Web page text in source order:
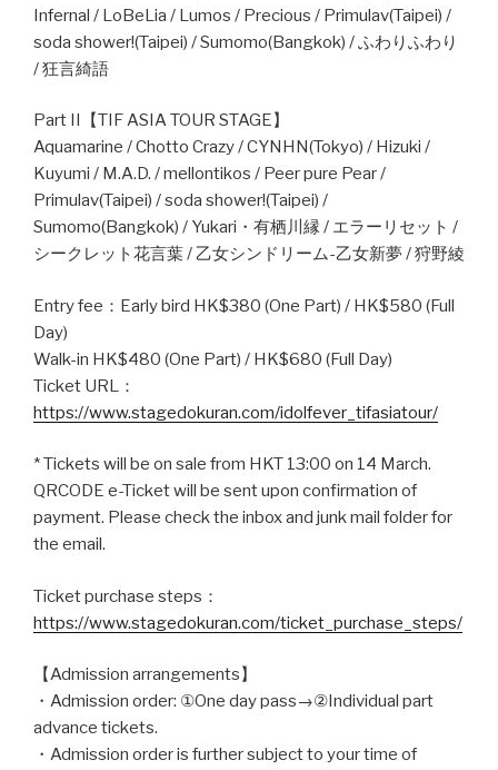
Infernal / LoBeLia / Lumos / Precious / Primulav(Taipei) /
soda shower!(Taipei) / Sumomo(Bangkok) / ふわりふわり
/ 狂言綺語
Part II【TIF ASIA TOUR STAGE】
Aquamarine / Chotto Crazy / CYNHN(Tokyo) / Hizuki /
Kuyumi / M.A.D. / mellontikos / Peer pure Pear /
Primulav(Taipei) / soda shower!(Taipei) /
Sumomo(Bangkok) / Yukari・有栖川縁 / エラーリセット /
シークレット花言葉 / 乙女シンドリーム-乙女新夢 / 狩野綾
Entry fee：Early bird HK$380 (One Part) / HK$580 (Full
Day)
Walk-in HK$480 (One Part) / HK$680 (Full Day)
Ticket URL：
https://www.stagedokuran.com/idolfever_tifasiatour/
* Tickets will be on sale from HKT 13:00 on 14 March.
QRCODE e-Ticket will be sent upon confirmation of
payment. Please check the inbox and junk mail folder for
the email.
Ticket purchase steps：
https://www.stagedokuran.com/ticket_purchase_steps/
【Admission arrangements】
・Admission order: ①One day pass→②Individual part
advance tickets.
・Admission order is further subject to your time of